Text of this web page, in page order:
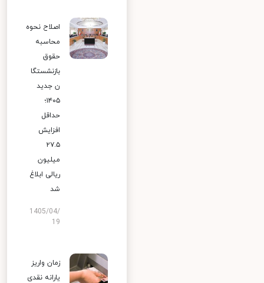
اصلاح نحوه
محاسبه
حقوق
بازنشستگا
ن جدید
۱۴۰۵؛
حداقل
افزایش
۲۷.۵
میلیون
ریالی ابلاغ
شد
1405/04/
19
زمان واریز
یارانه نقدی